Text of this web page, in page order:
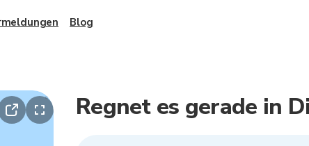
Regnet es gerade in
Blog